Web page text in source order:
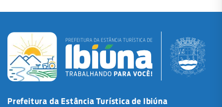
Prefeitura da Estância Turística de Ibiúna